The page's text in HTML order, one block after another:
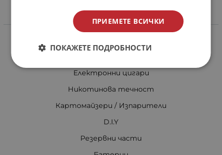
Отказ от сделка
Категории
Електронни цигари
Никотинова течност
Картомайзери / Изпарители
D.I.Y
Резервни части
ПРИЕМЕТЕ ВСИЧКИ
ПОКАЖЕТЕ ПОДРОБНОСТИ